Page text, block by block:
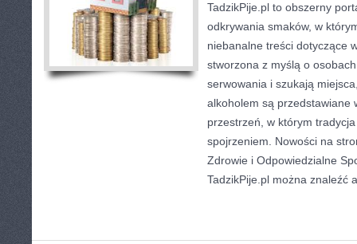
TadzikPije.pl to obszerny
odkrywania smaków, w
niebanalne treści dotyczące
stworzona z myślą o
serwowania i szukają
alkoholem są przedstawiane
przestrzeń, w którym
spojrzeniem. Nowości na
Zdrowie i Odpowiedzialne
TadzikPije.pl można znaleźć